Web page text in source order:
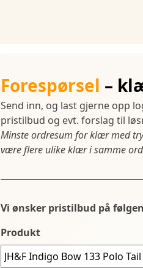
Forespørsel –
Send inn, og last gjerne opp
pristilbud og evt. forslag til
Minste ordresum for klær med
være flere ulike klær i samme
Vi ønsker pristilbud på
Produkt